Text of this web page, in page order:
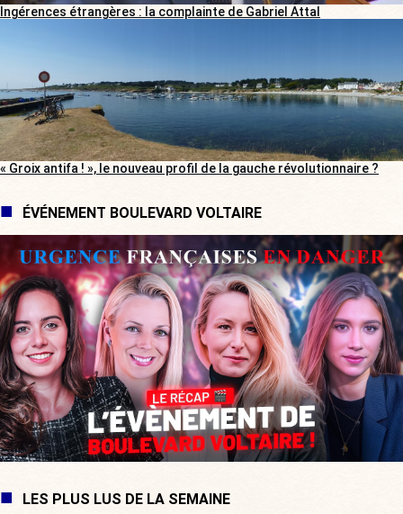
Ingérences étrangères : la complainte de Gabriel Attal
« Groix antifa ! », le nouveau profil de la gauche révolutionnaire ?
ÉVÉNEMENT BOULEVARD VOLTAIRE
LES PLUS LUS DE LA SEMAINE